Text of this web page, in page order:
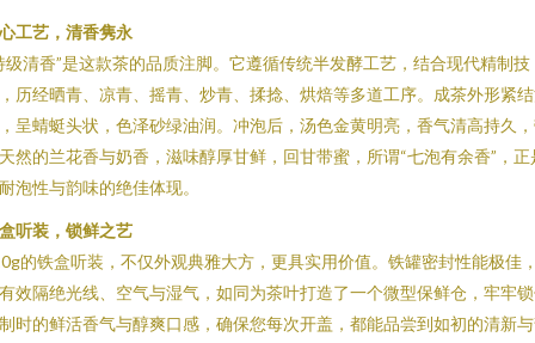
工艺，清香隽永
级清香”是这款茶的品质注脚。它遵循传统半发酵工艺，结合现代精制技
历经晒青、凉青、摇青、炒青、揉捻、烘焙等多道工序。成茶外形紧
呈蜻蜓头状，色泽砂绿油润。冲泡后，汤色金黄明亮，香气清高持久
然的兰花香与奶香，滋味醇厚甘鲜，回甘带蜜，所谓“七泡有余香”，正
泡性与韵味的绝佳体现。
听装，锁鲜之艺
的铁盒听装，不仅外观典雅大方，更具实用价值。铁罐密封性能极佳
效隔绝光线、空气与湿气，如同为茶叶打造了一个微型保鲜仓，牢牢
时的鲜活香气与醇爽口感，确保您每次开盖，都能品尝到如初的清新